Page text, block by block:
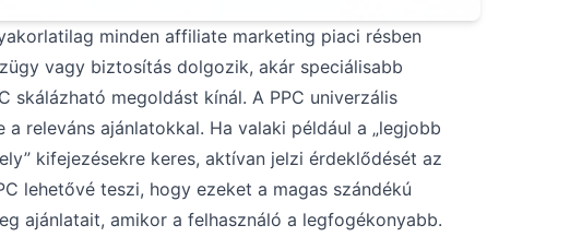
minden affiliate marketing piaci résben
vagy biztosítás dolgozik, akár speciálisabb
skálázható megoldást kínál. A PPC univerzális
releváns ajánlatokkal. Ha valaki például a „legjobb
kifejezésekre keres, aktívan jelzi érdeklődését az
lehetővé teszi, hogy ezeket a magas szándékú
ajánlatait, amikor a felhasználó a legfogékonyabb.